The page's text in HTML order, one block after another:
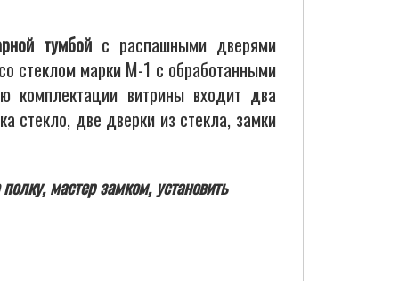
тумбойс распашными дверями
стеклом марки М-1 с обработанными
комплектации витрины входит два
стекло, две дверки из стекла, замки
мастер замком, установить